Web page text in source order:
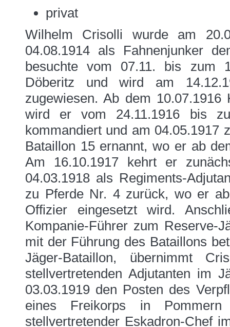
privat
Wilhelm Crisolli wurde am
04.08.1914 als Fahnenjunker
besuchte vom 07.11. bis zum
Döberitz und wird am
zugewiesen. Ab dem
wird er vom 24.11.1916 bis
kommandiert und am 04.05.1917
Bataillon 15 ernannt, wo er ab
Am 16.10.1917 kehrt er
04.03.1918 als Regiments-
zu Pferde Nr. 4 zurück, wo er
Offizier eingesetzt wird.
Kompanie-Führer zum Reserve-
mit der Führung des Bataillons
Jäger-Bataillon, übernimmt
stellvertretenden Adjutanten im
03.03.1919 den Posten des
eines Freikorps in
stellvertretender Eskadron-Chef